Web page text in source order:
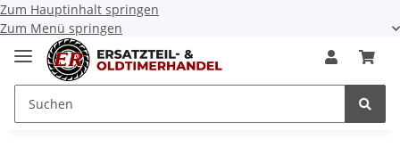
Zum Hauptinhalt springen
Zum Menü springen